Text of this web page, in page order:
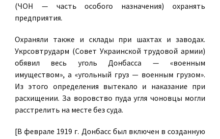
(ЧОН — часть особого назначения) охранять
предприятия.
Охраняли также и склады при шахтах и заводах.
Укрсовтрударм (Совет Украинской трудовой армии)
обявил весь уголь Донбасса — «военным
имуществом», а «угольный груз — военным грузом».
Из этого определения вытекало и наказание при
расхищении. За воровство пуда угля чоновцы могли
расстрелить на месте без суда.
[В феврале 1919 г. Донбасс был включен в созданную